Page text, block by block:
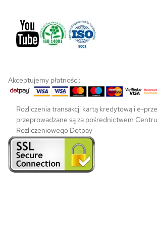
Akceptujemy płatności:
Rozliczenia transakcji kartą kredytową i e-
przeprowadzane są za pośrednictwem
Rozliczeniowego Dotpay